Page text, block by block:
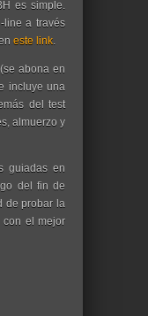
es simple.
line a través
este link.
abona en
incluye una
del test
almuerzo y
guiadas en
del fin de
de probar la
con el mejor